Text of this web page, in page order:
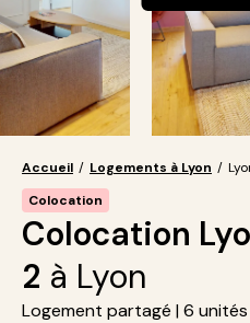
Accueil / Logements à Lyon /
Colocation
Colocation
2 à Lyon
Logement partagé | 6 unités